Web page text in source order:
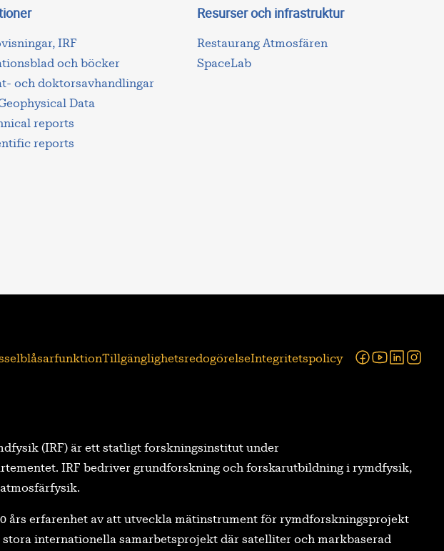
IRF
och böcker
och doktorsavhandlingar
Data
reports
reports
Resurser och infrastruktur
Restaurang Atmosfären
SpaceLab
Tillgänglighetsredogörelse Integritetspolicy Facebook
Youtube
(IRF) är ett statligt forskningsinstitut under
IRF bedriver grundforskning och forskarutbildning i rymdfysik,
års erfarenhet av att utveckla mätinstrument för rymdforskningsprojekt
internationella samarbetsprojekt där satelliter och markbaserad